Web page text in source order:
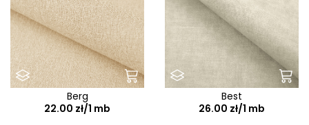
Berg
22.00 zł/1 mb
Best
26.00 zł/1 mb